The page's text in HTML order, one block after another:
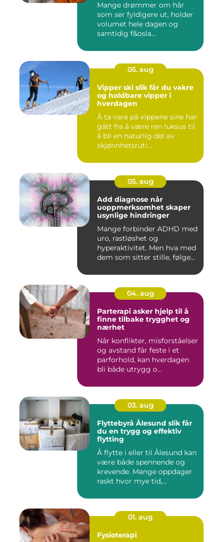
Mange drømmer om hår
som ser fyldigere ut, holder
volumet hele dagen og
samtidig f&osla...
05. aug
Vipper ski slik får du vakre
og holdbare vipper i
hverdagen
Å ta vare på vippene sine har
gått fra å være ren luksus til
å bli en naturlig del av
skjønnhetsruti...
05. aug
Add diagnose når
uoppmerksomhet skaper
usynlige hindringer
Mange forbinder ADHD med
uro, rastløshet og
hyperaktivitet. Men hva med
dem som sitter stille, følge...
04. aug
Parterapi asker hjelp til å
finne tilbake trygghet og
nærhet
Når konflikter, misforståelser
og avstand får feste i et
parforhold, kan hverdagen
bli både utrygg o...
03. aug
Flyttebyrå Ålesund slik får
du en trygg og effektiv
flytting
Å flytte i eller til Ålesund kan
være både spennende og
krevende. Mange oppdager
raskt hvor mye tid,...
01. aug
Fysioterapi